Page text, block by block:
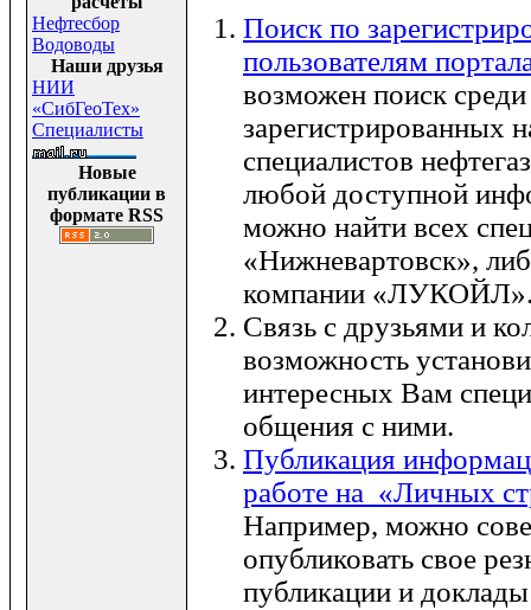
Нефтесбор
Водоводы
Наши друзья
НИИ
«СибГеоТех»
Специалисты
Новые
публикации в
формате RSS
Поиск по
пользователям
возможен поиск
зарегистрированных
специалистов
любой доступной
можно найти всех
«Нижневартовск»,
компании
Связь с друзьями и
возможность
интересных Вам
общения с ними.
Публикация
работе на «Личных
Например, можно
опубликовать свое
публикации и